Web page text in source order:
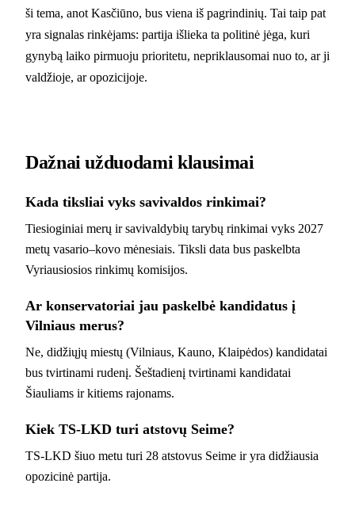
ši tema, anot Kasčiūno, bus viena iš pagrindinių. Tai taip pat
yra signalas rinkėjams: partija išlieka ta politinė jėga, kuri
gynybą laiko pirmuoju prioritetu, nepriklausomai nuo to, ar ji
valdžioje, ar opozicijoje.
Dažnai užduodami klausimai
Kada tiksliai vyks savivaldos rinkimai?
Tiesioginiai merų ir savivaldybių tarybų rinkimai vyks 2027
metų vasario–kovo mėnesiais. Tiksli data bus paskelbta
Vyriausiosios rinkimų komisijos.
Ar konservatoriai jau paskelbė kandidatus į
Vilniaus merus?
Ne, didžiųjų miestų (Vilniaus, Kauno, Klaipėdos) kandidatai
bus tvirtinami rudenį. Šeštadienį tvirtinami kandidatai
Šiauliams ir kitiems rajonams.
Kiek TS-LKD turi atstovų Seime?
TS-LKD šiuo metu turi 28 atstovus Seime ir yra didžiausia
opozicinė partija.